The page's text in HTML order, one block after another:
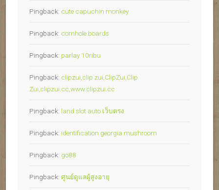
Pingback: cute capuchin monkey
Pingback: cornhole boards
Pingback: parlay 10ribu
Pingback: clipzui,clip zui,ClipZui,Clip
Zui,clipzui.cc,www.clipzui.cc
Pingback: land slot auto เว็บตรง
Pingback: identification georgia mushroom
Pingback: go88
Pingback: ศูนย์ดูแลผู้สูงอายุ